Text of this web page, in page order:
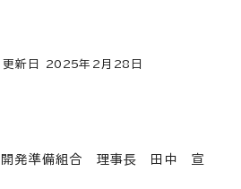
新日 2025年2月 28 日
開発準備組合 理事長 田中 宣